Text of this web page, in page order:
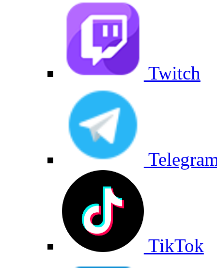
Twitch
TikTok